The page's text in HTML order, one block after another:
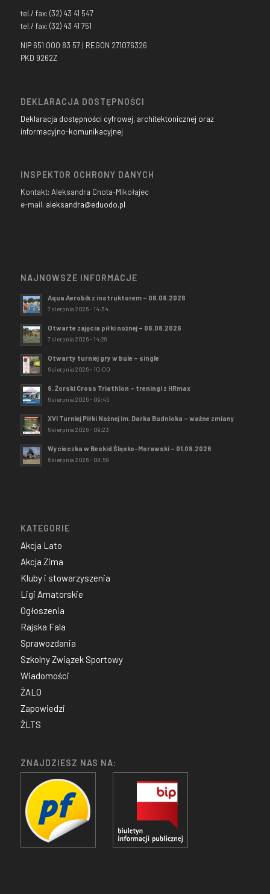
tel./ fax: (32) 43 41 547
tel./ fax: (32) 43 41 751
NIP 651 000 83 57 | REGON 271076326
PKD 9262Z
DEKLARACJA DOSTĘPNOŚCI
Deklaracja dostępności cyfrowej, architektonicznej oraz
informacyjno-komunikacyjnej
INSPEKTOR OCHRONY DANYCH
Kontakt: Aleksandra Cnota-Mikołajec
e-mail: aleksandra@eduodo.pl
NAJNOWSZE INFORMACJE
Aqua Aerobik z instruktorem – 06.08.2026
7 sierpnia 2026 - 14:34
Otwarte zajęcia piłki nożnej – 06.08.2026
7 sierpnia 2026 - 14:29
Otwarty turniej gry w bule – single
6 sierpnia 2026 - 10:00
8. Żorski Cross Triathlon – treningi z HRmax
6 sierpnia 2026 - 09:45
XVI Turniej Piłki Nożnej im. Darka Budnioka – ważne zmiany
6 sierpnia 2026 - 09:23
Wycieczka w Beskid Śląsko-Morawski – 01.08.2026
6 sierpnia 2026 - 08:59
KATEGORIE
Akcja Lato
Akcja Zima
Kluby i stowarzyszenia
Ligi Amatorskie
Ogłoszenia
Rajska Fala
Sprawozdania
Szkolny Związek Sportowy
Wiadomości
ŻALO
Zapowiedzi
ŻLTS
ZNAJDZIESZ NAS NA: